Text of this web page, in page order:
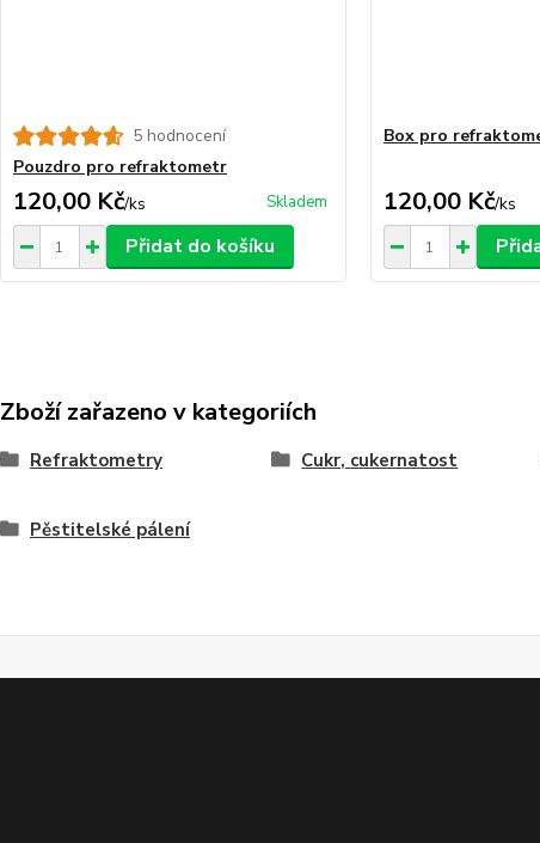
5 hodnocení
Pouzdro pro refraktometr
120,00 Kč/ks Skladem
Přidat do košíku
Box pro
120,00 Kč/ks
Zboží zařazeno v kategoriích
Refraktometry Cukr, cukernatost
Pěstitelské pálení